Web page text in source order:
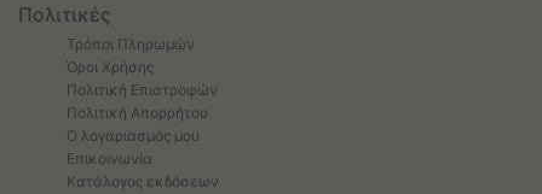
Πολιτικές
Τρόποι Πληρωμών
Όροι Χρήσης
Πολιτική Επιστροφών
Πολιτική Απορρήτου
Ο λογαριασμός μου
Επικοινωνία
Κατάλογος εκδόσεων